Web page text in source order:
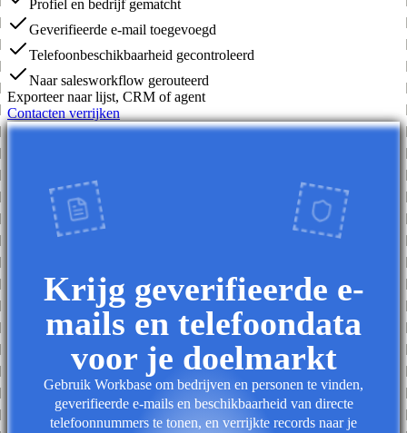
Profiel en bedrijf gematcht
Geverifieerde e-mail toegevoegd
Telefoonbeschikbaarheid gecontroleerd
Naar salesworkflow gerouteerd
Exporteer naar lijst, CRM of agent
Contacten verrijken
Krijg geverifieerde e-
mails en telefoondata
voor je doelmarkt
Gebruik Workbase om bedrijven en personen te vinden,
geverifieerde e-mails en beschikbaarheid van directe
telefoonnummers te tonen, en verrijkte records naar je